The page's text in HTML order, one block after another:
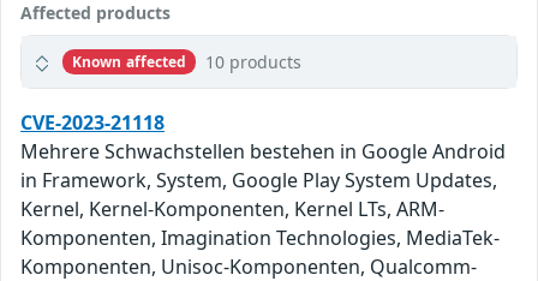
Affected products
Known affected 10 products
CVE-2023-21118
Mehrere Schwachstellen bestehen in Google Android
in Framework, System, Google Play System Updates,
Kernel, Kernel-Komponenten, Kernel LTs, ARM-
Komponenten, Imagination Technologies, MediaTek-
Komponenten, Unisoc-Komponenten, Qualcomm-